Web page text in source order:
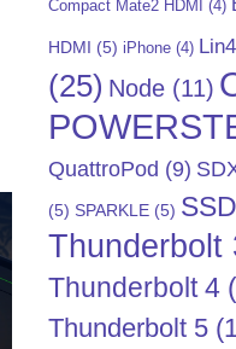
Compact Mate2 HDMI (4)
HDMI (5) iPhone (4)
(25) Node (11)
QuattroPod (9)
(5) SPARKLE (5) SSD
Thunderbolt
Thunderbolt 4
Thunderbolt 5